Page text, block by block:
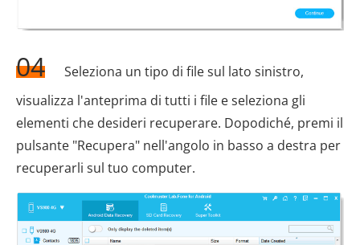
04
Seleziona un tipo di file sul lato sinistro,
visualizza l'anteprima di tutti i file e seleziona gli
elementi che desideri recuperare. Dopodiché, premi il
pulsante "Recupera" nell'angolo in basso a destra per
recuperarli sul tuo computer.